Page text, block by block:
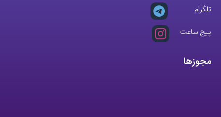
تلگرام
پیج ساعت
مجوزها